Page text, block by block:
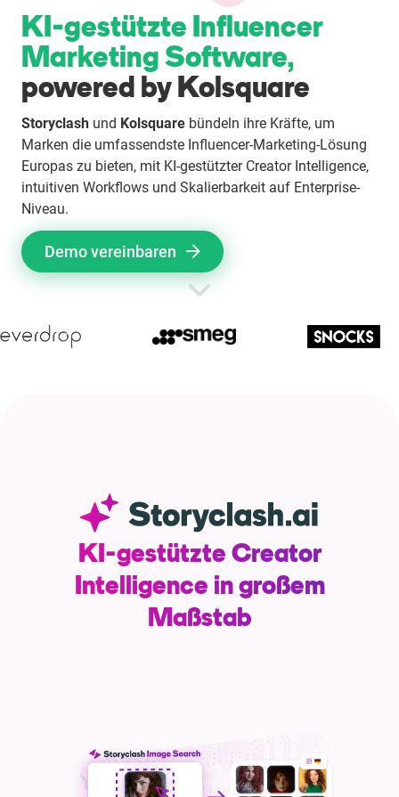
Enterprises
Direct to Consumer Brands (DTC)
Agenturen
Success Stories
Preise
Free Tools
Reports & Guides
Templates
KI-gestützte Influencer
Marketing Software,
powered by Kolsquare
Storyclash und Kolsquare bündeln ihre Kräfte, um
Marken die umfassendste Influencer-Marketing-Lösung
Europas zu bieten, mit KI-gestützter Creator Intelligence,
intuitiven Workflows und Skalierbarkeit auf Enterprise-
Niveau.
Demo vereinbaren
KI-gestützte Creator
Intelligence in großem
Maßstab